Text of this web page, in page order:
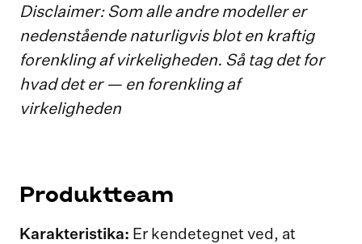
Disclaimer: Som alle andre modeller er
nedenstående naturligvis blot en kraftig
forenkling af virkeligheden. Så tag det for
hvad det er — en forenkling af
virkeligheden
Produktteam
Karakteristika: Er kendetegnet ved, at